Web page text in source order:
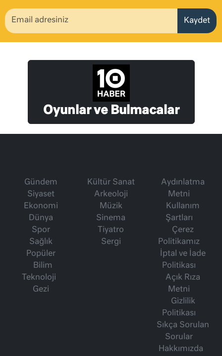
Kaydet
Oyunlar ve Bulmacalar
Gündem
Siyaset
Ekonomi
Dünya
Spor
Sağlık
Popüler
Bilim
Teknoloji
Gezi
Kültür Sanat
Arkeoloji
Müzik
Sinema
Tiyatro
Sergi
Aydınlatma
Metni
Kullanım
Şartları
Çerez
Politikamız
İptal ve İade
Politikası
Açık Rıza
Metni
Gizlilik
Politikası
Sıkça Sorulan
Sorular
Hakkımızda